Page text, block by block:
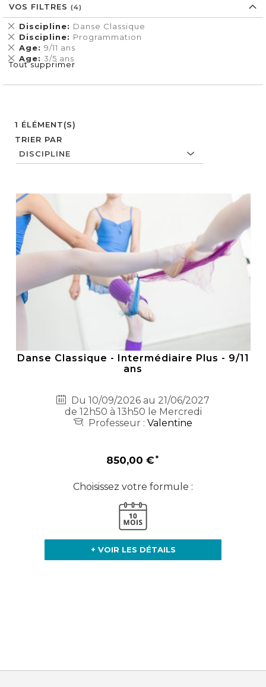
1 ÉLÉMENT(S)
TRIER PAR
Danse Classique - Intermédiaire Plus - 9/11
ans
Du 10/09/2026 au 21/06/2027
de 12h50 à 13h50 le Mercredi
Professeur : Valentine
850,00 €
Choisissez votre formule :
+ VOIR LES DÉTAILS
VOS FILTRES
Discipline Danse Classique
Supprimer
cet
Élément
Discipline Programmation
Supprimer
cet
Élément
Age 9/11 ans
Supprimer
cet
Élément
Age 3/5 ans
Supprimer
cet
Tout supprimer